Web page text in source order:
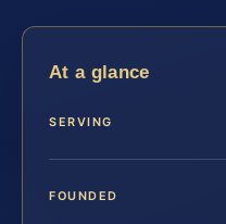
At a glance
SERVING
FOUNDED